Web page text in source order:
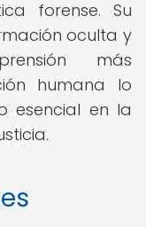
forense. Su
oculta y
más
humana lo
esencial en la